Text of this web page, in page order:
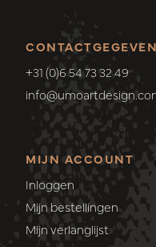
+31 (0)6 54 73 32 49
MIJN ACCOUNT
Inloggen
Mijn bestellingen
Mijn verlanglijst